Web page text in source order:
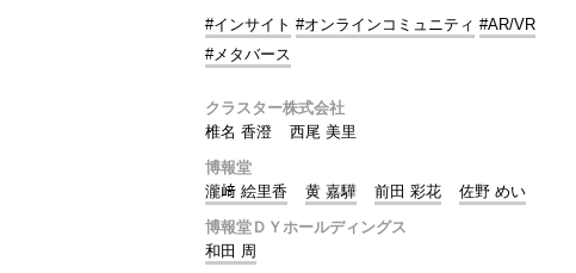
#インサイト #オンラインコミュニティ #AR/VR
#メタバース
クラスター株式会社
椎名 香澄
西尾 美里
博報堂
瀧﨑 絵里香
黄 嘉驊 前田 彩花
佐野 めい
博報堂ＤＹホールディングス
和田 周